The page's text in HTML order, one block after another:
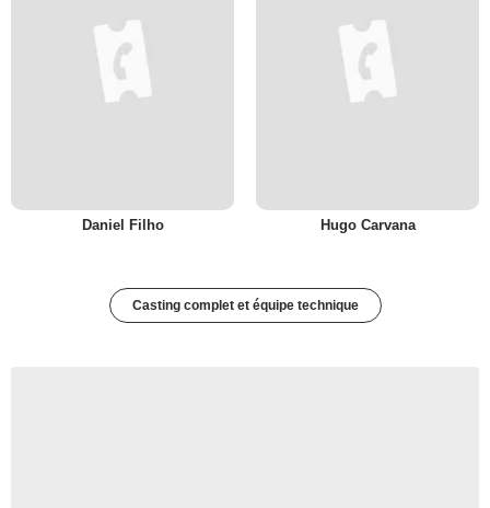
Daniel Filho Hugo Carvana
Casting complet et équipe technique